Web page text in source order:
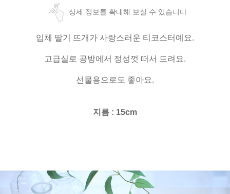
상세 정보를 확대해 보실 수 있습니다
입체 딸기 뜨개가 사랑스러운 티코스터예요.
고급실로 공방에서 정성껏 떠서 드려요.
선물용으로도 좋아요.
지름 : 15cm